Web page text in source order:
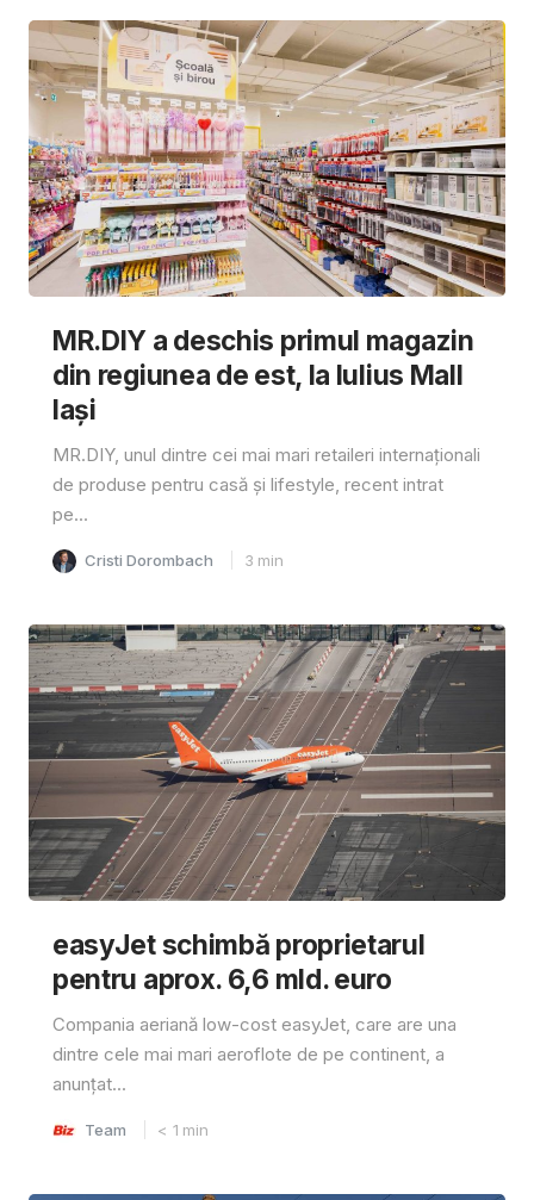
MR.DIY a deschis primul magazin
din regiunea de est, la Iulius Mall
Iași
MR.DIY, unul dintre cei mai mari retaileri internaționali
de produse pentru casă și lifestyle, recent intrat
pe...
Cristi Dorombach 3 min
easyJet schimbă proprietarul
pentru aprox. 6,6 mld. euro
Compania aeriană low-cost easyJet, care are una
dintre cele mai mari aeroflote de pe continent, a
anunțat...
Team < 1 min